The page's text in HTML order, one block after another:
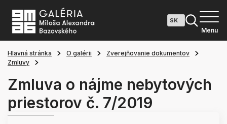
Menu
Hlavná stránka O galérii
Zverejňovanie dokumentov
Zmluvy
Zmluva o nájme nebytových
priestorov č. 7/2019